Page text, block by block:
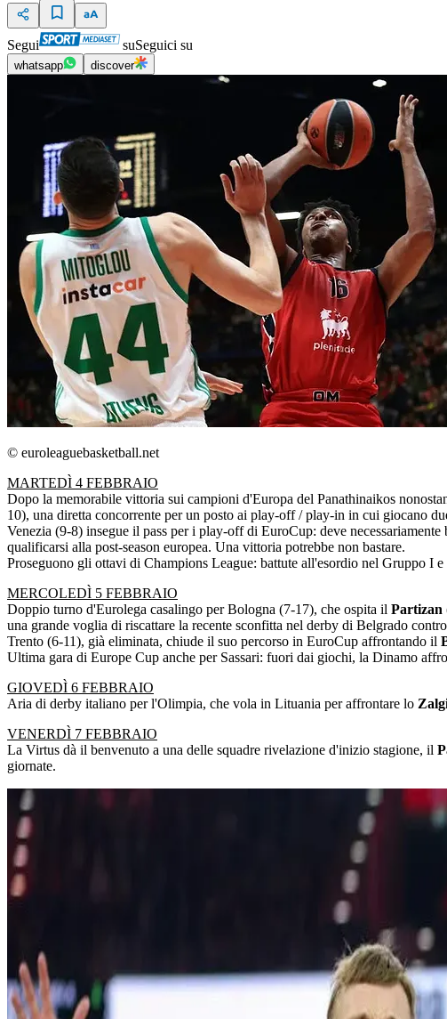
Segui suSeguici su
whatsapp discover
© euroleaguebasketball.net
MARTEDÌ 4 FEBBRAIO
Dopo la memorabile vittoria sui campioni d'Europa del Panathinaikos
10), una diretta concorrente per un posto ai play-off / play-in in cui giocano
Venezia (9-8) insegue il pass per i play-off di EuroCup: deve necessariamente
qualificarsi alla post-season europea. Una vittoria potrebbe non bastare.
Proseguono gli ottavi di Champions League: battute all'esordio nel Gruppo I
MERCOLEDÌ 5 FEBBRAIO
Doppio turno d'Eurolega casalingo per Bologna (7-17), che ospita il Partizan
una grande voglia di riscattare la recente sconfitta nel derby di Belgrado
Trento (6-11), già eliminata, chiude il suo percorso in EuroCup affrontando il
Ultima gara di Europe Cup anche per Sassari: fuori dai giochi, la Dinamo
GIOVEDÌ 6 FEBBRAIO
Aria di derby italiano per l'Olimpia, che vola in Lituania per affrontare lo
VENERDÌ 7 FEBBRAIO
La Virtus dà il benvenuto a una delle squadre rivelazione d'inizio stagione, il
giornate.